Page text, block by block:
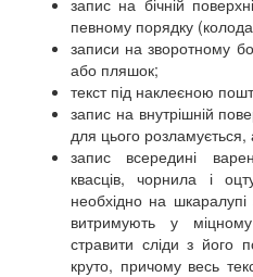
запис на бічній
певному порядку (колода
записи на зворотному
або пляшок;
текст під наклеєною
запис на внутрішній
для цього розламується,
запис всередині
квасців, чорнила і
необхідно на
витримують у
стравити сліди з його
круто, причому весь